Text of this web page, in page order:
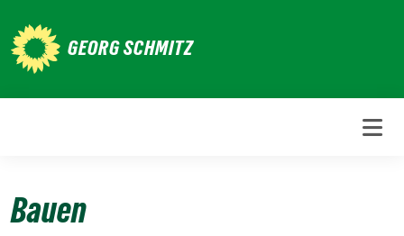
zum
Inhalt
GEORG SCHMITZ
Bauen